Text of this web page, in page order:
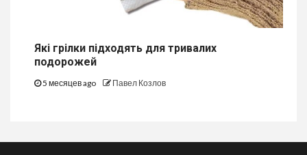
Які грілки підходять для тривалих
подорожей
5 месяцев ago Павел Козлов